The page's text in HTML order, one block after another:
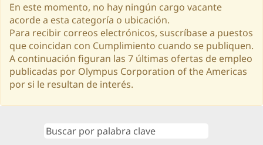
En este momento, no hay ningún cargo vacante
acorde a esta categoría o ubicación.
Para recibir correos electrónicos, suscríbase a puestos
que coincidan con Cumplimiento cuando se publiquen.
A continuación figuran las 7 últimas ofertas de empleo
publicadas por Olympus Corporation of the Americas
por si le resultan de interés.